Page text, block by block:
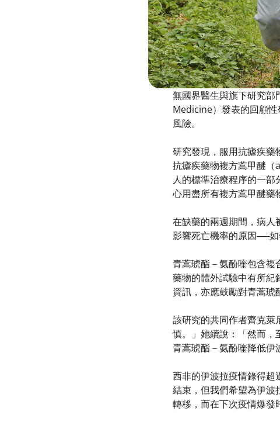
無國界醫生與旗下研究
Medicine）發表的回顧
風險。
研究發現，服用抗瘧疾
抗瘧疾藥物複方蒿甲醚
人的標準治療程序的一
心用盡所有複方蒿甲醚藥
在缺藥的兩週期間，病人
影響死亡機率的原因──如
青蒿琥酯－氨酚喹包含複
藥物的體外試驗中有所紀
資訊，亦應鼓勵對青蒿琥
該研究的共同作者齊克
慎。」她續說：「然而，
青蒿琥酯－氨酚喹降低伊
西非的伊波拉疫情錄得超
結束，但我們希望為伊波
轉移，而在下次疫情爆發